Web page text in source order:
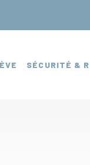
SÉCURITÉ &